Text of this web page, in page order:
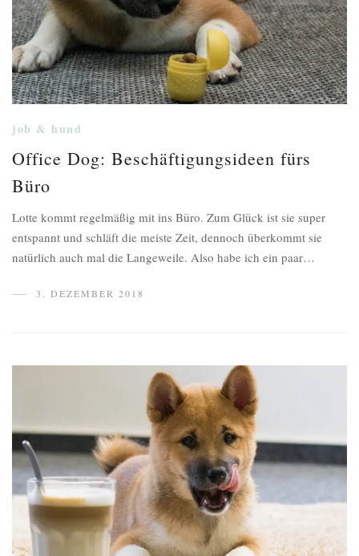
job & hund
Office Dog: Beschäftigungsideen fürs
Büro
Lotte kommt regelmäßig mit ins Büro. Zum Glück ist sie super
entspannt und schläft die meiste Zeit, dennoch überkommt sie
natürlich auch mal die Langeweile. Also habe ich ein paar…
3. DEZEMBER 2018